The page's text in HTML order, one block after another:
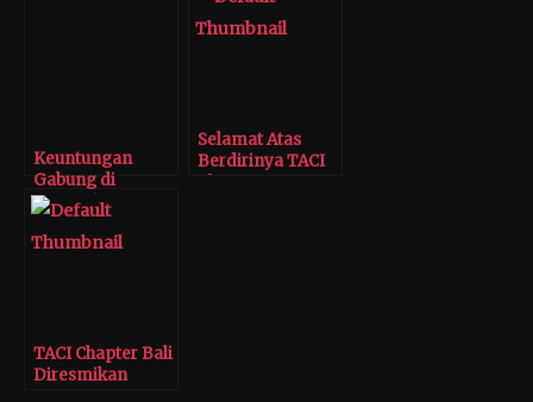
Keuntungan
Gabung di
Komunitas
Yamaha NMax
Selamat Atas
Berdirinya TACI
TACI Chapter Bali
Diresmikan